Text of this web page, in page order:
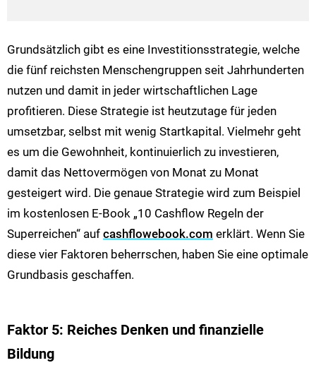
Grundsätzlich gibt es eine Investitionsstrategie, welche
die fünf reichsten Menschengruppen seit Jahrhunderten
nutzen und damit in jeder wirtschaftlichen Lage
profitieren. Diese Strategie ist heutzutage für jeden
umsetzbar, selbst mit wenig Startkapital. Vielmehr geht
es um die Gewohnheit, kontinuierlich zu investieren,
damit das Nettovermögen von Monat zu Monat
gesteigert wird. Die genaue Strategie wird zum Beispiel
im kostenlosen E-Book „10 Cashflow Regeln der
Superreichen“ auf cashflowebook.com erklärt. Wenn Sie
diese vier Faktoren beherrschen, haben Sie eine optimale
Grundbasis geschaffen.
Faktor 5: Reiches Denken und finanzielle
Bildung